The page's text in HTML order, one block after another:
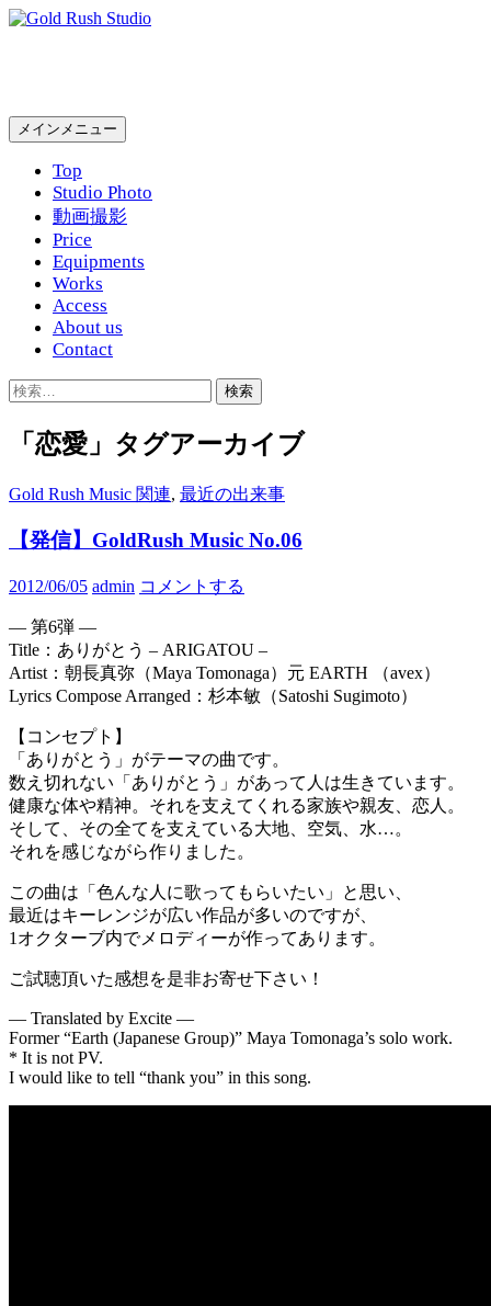
コ
へ
検
索
メインメニュー
Top
Studio Photo
動画撮影
Price
Equipments
Works
Access
About us
Contact
検
「恋愛」タグアーカイブ
Gold Rush Music 関連, 最近の出来事
【発信】GoldRush Music No.06
2012/06/05 admin コメントする
— 第6弾 —
Title：ありがとう – ARIGATOU –
Artist：朝長真弥（Maya Tomonaga）元 EARTH （avex）
Lyrics Compose Arranged：杉本敏（Satoshi Sugimoto）
【コンセプト】
「ありがとう」がテーマの曲です。
数え切れない「ありがとう」があって人は生きています。
健康な体や精神。それを支えてくれる家族や親友、恋人。
そして、その全てを支えている大地、空気、水…。
それを感じながら作りました。
この曲は「色んな人に歌ってもらいたい」と思い、
最近はキーレンジが広い作品が多いのですが、
1オクターブ内でメロディーが作ってあります。
ご試聴頂いた感想を是非お寄せ下さい！
— Translated by Excite —
Former “Earth (Japanese Group)” Maya Tomonaga’s solo work.
* It is not PV.
I would like to tell “thank you” in this song.